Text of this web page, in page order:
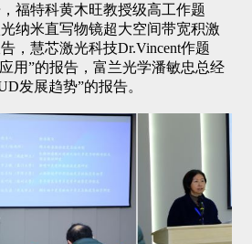
福特科黄木旺教授级高工作题
纳米直写物镜超大空间带宽积激
，慧芯激光科技Dr.Vincent作题
用”的报告，富兰光学潘敏忠总经
发展趋势”的报告。